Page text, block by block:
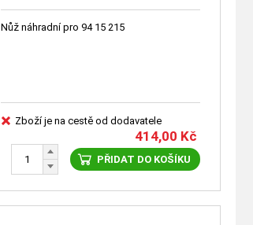
Nůž náhradní pro 94 15 215
Zboží je na cestě od dodavatele
414,00 Kč
PŘIDAT DO KOŠÍKU